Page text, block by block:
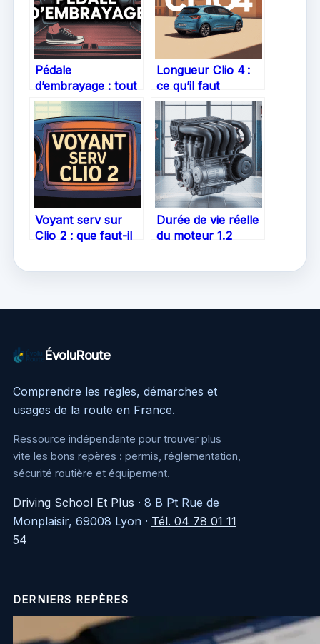
Pédale
d’embrayage : tout
ce qu’il faut savoir
pour conduire
sereinement
Longueur Clio 4 :
ce qu’il faut
vraiment savoir
pour choisir ou
comparer
Voyant serv sur
Clio 2 : que faut-il
Durée de vie réelle
du moteur 1.2
ÉvoluRoute
Comprendre les règles, démarches et
usages de la route en France.
Ressource indépendante pour trouver plus
vite les bons repères : permis, réglementation,
sécurité routière et équipement.
Driving School Et Plus · 8 B Pt Rue de
Monplaisir, 69008 Lyon · Tél. 04 78 01 11
54
DERNIERS REPÈRES